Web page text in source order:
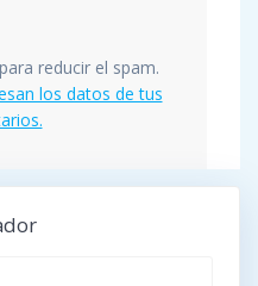
reducir el spam.
los datos de tus